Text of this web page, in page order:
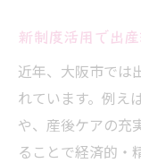
新制度活用で出
近年、大阪市では
れています。例え
や、産後ケアの充
ることで経済的・